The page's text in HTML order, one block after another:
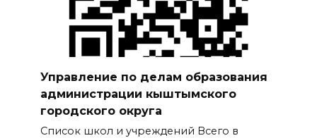
Управление по делам образования
администрации кыштымского
городского округа
Список школ и учреждений Всего в